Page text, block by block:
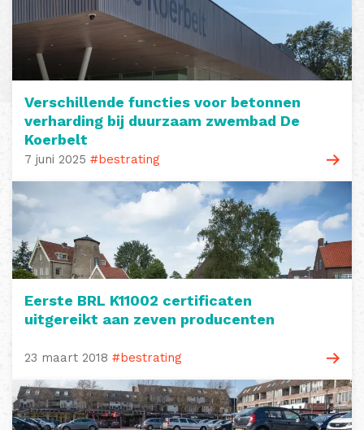
Verschillende functies voor betonnen
verharding bij duurzaam zwembad De
Koerbelt
7 juni 2025 #bestrating
Eerste BRL K11002 certificaten
uitgereikt aan zeven producenten
23 maart 2018 #bestrating